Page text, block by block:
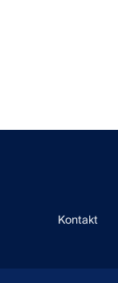
Kontakt